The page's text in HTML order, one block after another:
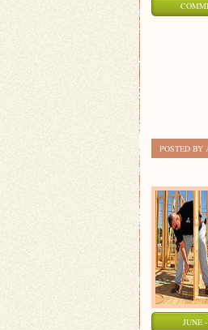
POSTED BY
JUNE